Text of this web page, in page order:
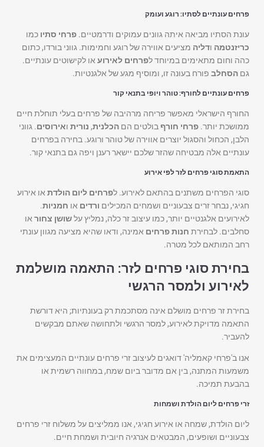
פרחים עונתיים לסתיו: רוגע ועומק
עונת הסתיו מביאה איתה גוונים עמוקים ודרמטיים. פרחי סתיו כמו
כריזנטמה ודליה מציעים אווירה של רוגע וחמימות. גווני בורדו, כתום
כהה וחום מתאימים במיוחד לפרחים לאירועאו לקישוטים עונתיים.
גם הסחלב פורח בעונה זו, ומוסיף מגע של אלגנטיות.
פרחים עונתיים לחורף: טוהר ויופי בתנאי קור
החורף הישראלי מאפשר פריחה מרהיבה של פרחים בעלי תוחלת חיים
ממושכת יותר. פרחי חורף בולטים הם הכלנית, נורית ואירוסים. גווני
הלבן, הכחול והסגול יוצרים אווירה של טוהר ורוגע. בחירה בפרחים
עונתיים אלה מבטיחה שהזר שלכם יישאר רענן ויפה גם בתנאי קור.
התאמת סוגי פרחים לזר לפי אירוע
סוגי הפרחים משתנים בהתאם לאירוע. לפרחים ליום הולדתאו אירוע
חגיגי, נבחר זרים צבעוניים ושמחים המכילים ורדים או חמניות.
לאירועים אלגנטיים יותר, כמו עיצוב זר כלה, נמליץ עלשושן צחוראו
סחלבים. לבחירת חנות פרחים אמינה, ודאו שהיא מציעה מגוון עונתי
רחב המותאם לכל מטרה.
בחירת סוגי פרחים לזר: התאמה מושלמת
לאירוע ולמסר הרגשי
בחירת זר פרחים מושלם אינה מסתכמת רק בעונתיות; היא דורשת
התאמה מדויקת לאירוע, למסר הרגשי ולתחושה שאתם מבקשים
להעביר.
אנו ב'פרחי קאמליה' דואגים לעיצוב זרי פרחים עונתיים המעצימים את
משמעות המתנה, בין אם מדובר ביום שמח, במחווה רשמית או
בהבעת תמיכה.
זרי פרחים ליום הולדת ושמחות
ליום הולדת, שמחה או אירוע חגיגי, אנו ממליצים על משלוח זרי פרחים
צבעוניים ושופעים, המבטאים אנרגיה חיובית ושמחת חיים.